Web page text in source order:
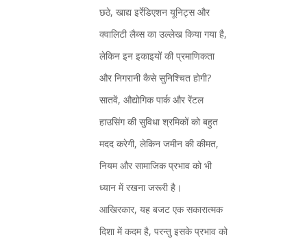
छठे, खाद्य इर्रेडिएशन यूनिट्स और
क्वालिटी लैब्स का उल्लेख किया गया है,
लेकिन इन इकाइयों की प्रमाणिकता
और निगरानी कैसे सुनिश्चित होगी?
सातवें, औद्योगिक पार्क और रेंटल
हाउसिंग की सुविधा श्रमिकों को बहुत
मदद करेगी, लेकिन जमीन की कीमत,
नियम और सामाजिक प्रभाव को भी
ध्यान में रखना जरूरी है।
आखिरकार, यह बजट एक सकारात्मक
दिशा में कदम है, परन्तु इसके प्रभाव को